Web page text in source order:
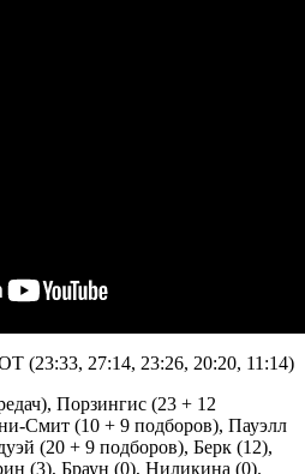
(23:33, 27:14, 23:26, 20:20, 11:14)
Порзингис (23 + 12
Смит (10 + 9 подборов), Пауэлл
(20 + 9 подборов), Берк (12),
(3), Браун (0), Ниликина (0).